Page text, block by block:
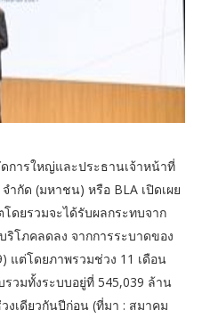
ารใหญ่และประธานเจ้าหน้าที่
ำกัด (มหาชน) หรือ BLA เปิดเผย
ดยรวมจะได้รับผลกระทบจาก
ริโภคลดลง จากการระบาดของ
แต่โดยภาพรวมช่วง 11 เดือน
วมทั้งระบบอยู่ที่ 545,039 ล้าน
งเดียวกันปีก่อน (ที่มา : สมาคม